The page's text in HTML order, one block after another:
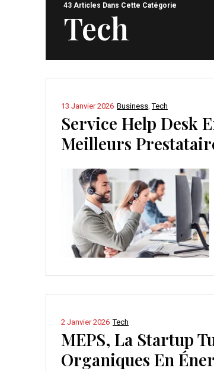
43 Articles Dans Cette Catégorie
Tech
Business ,Tech
13 Janvier 2026
Service Help Desk
Meilleurs
Tech
2 Janvier 2026
MEPS, La Startup
Organiques En